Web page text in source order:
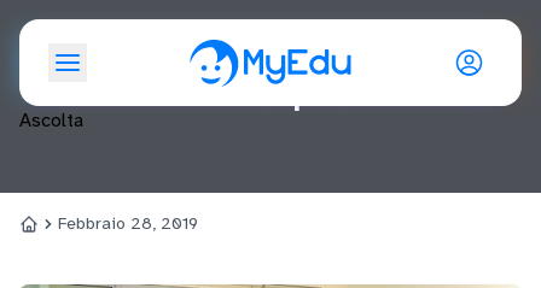
Ascolta
Giorno: <span>28 Febbraio
2019</span>
HomeFebbraio 28, 2019